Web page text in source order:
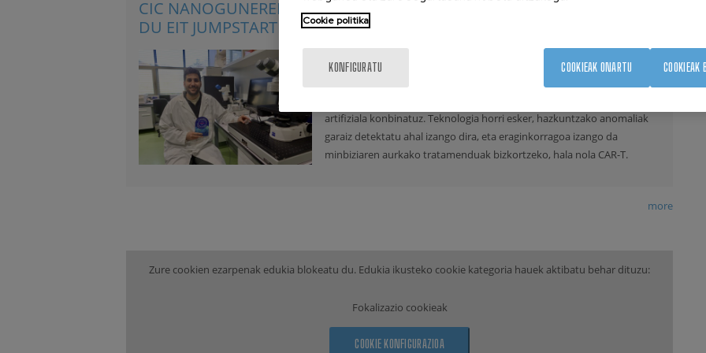
CIC NANOGUNEREN PROSPECT BIOTECH ENPRESA-PROIEKTUA SARITU
DU EIT JUMPSTARTER-EK
artifiziala konbinatuz. Teknologia horri esker, hazkuntzako anomaliak
garaiz detektatu ahal izango dira, eta eraginkorragoa izango da
minbiziaren aurkako tratamenduak bizkortzeko, hala nola CAR-T.
more
Zure cookien ezarpenak edukia blokeatu du. Edukia ikusteko cookie kategoria hauek aktibatu behar dituzu:
Fokalizazio cookieak
COOKIE KONFIGURAZIOA
Cookie politika
KONFIGURATU COOKIEAK
COOKIEAK ONARTU